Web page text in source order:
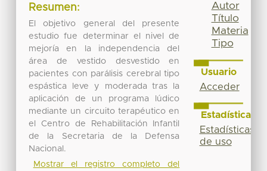
Resumen:
El objetivo general del presente
estudio fue determinar el nivel de
mejoría en la independencia del
área de vestido desvestido en
pacientes con parálisis cerebral tipo
espástica leve y moderada tras la
aplicación de un programa lúdico
mediante un circuito terapéutico en
el Centro de Rehabilitación Infantil
de la Secretaria de la Defensa
Nacional.
Mostrar el registro completo del
Autor
Título
Materia
Tipo
Usuario
Acceder
Estadísticas
Estadísticas
de uso